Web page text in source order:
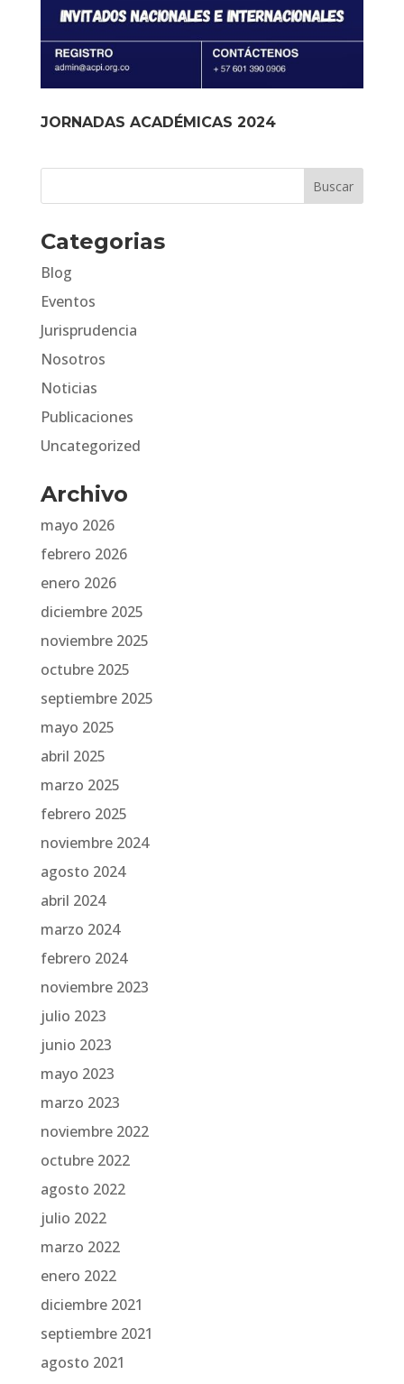
JORNADAS ACADÉMICAS 2024
Categorias
Blog
Eventos
Jurisprudencia
Nosotros
Noticias
Publicaciones
Uncategorized
Archivo
mayo 2026
febrero 2026
enero 2026
diciembre 2025
noviembre 2025
octubre 2025
septiembre 2025
mayo 2025
abril 2025
marzo 2025
febrero 2025
noviembre 2024
agosto 2024
abril 2024
marzo 2024
febrero 2024
noviembre 2023
julio 2023
junio 2023
mayo 2023
marzo 2023
noviembre 2022
octubre 2022
agosto 2022
julio 2022
marzo 2022
enero 2022
diciembre 2021
septiembre 2021
agosto 2021